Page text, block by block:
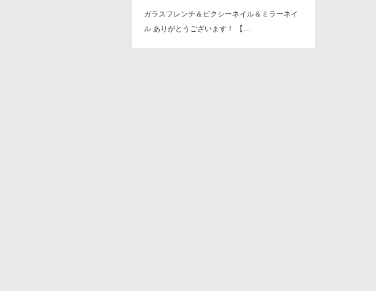
ガラスフレンチ＆ピクシーネイル＆ミラーネイ
ル ありがとうございます！ 【…